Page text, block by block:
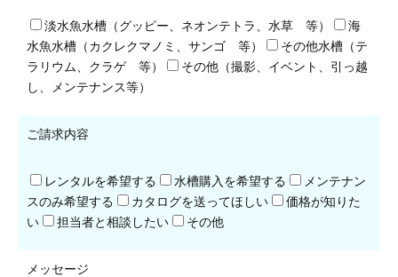
淡水魚水槽（グッピー、ネオンテトラ、水草 等）
海
水魚水槽（カクレクマノミ、サンゴ 等）
その他水槽（テ
ラリウム、クラゲ 等）
その他（撮影、イベント、引っ越
し、メンテナンス等）
ご請求内容
レンタルを希望する 水槽購入を希望する
メンテナン
スのみ希望する
カタログを送ってほしい
価格が知りた
い
担当者と相談したい その他
メッセージ